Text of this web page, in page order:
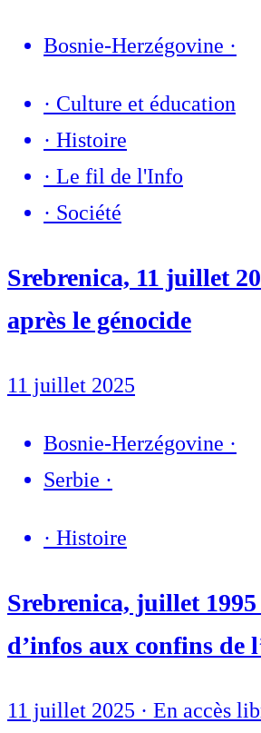
Bosnie-Herzégovine ·
· Culture et éducation
· Histoire
· Le fil de l'Info
· Société
Srebrenica, 11 juillet
après le génocide
11 juillet 2025
Bosnie-Herzégovine ·
Serbie ·
· Histoire
Srebrenica, juillet
d’infos aux confins de
11 juillet 2025 · En accès